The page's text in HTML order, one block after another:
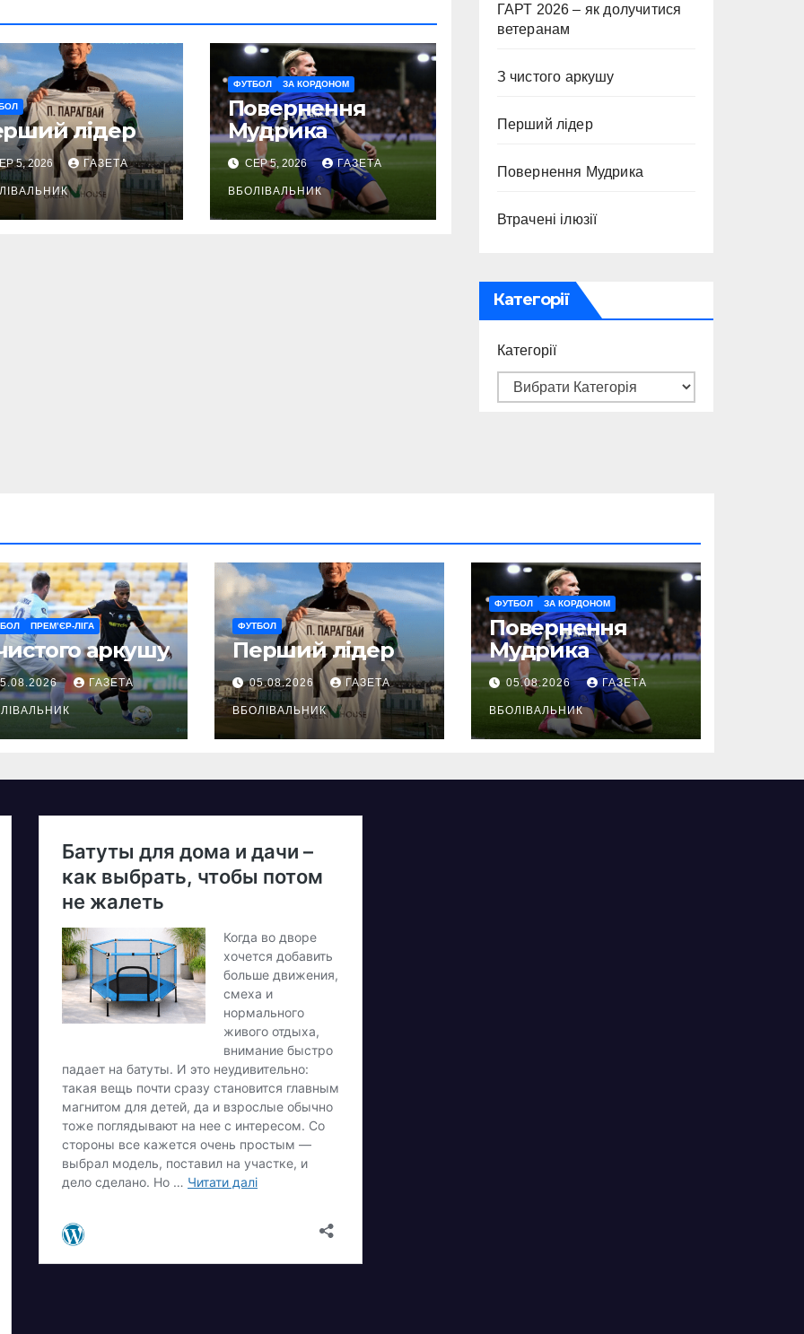
лідер
5, 2026 ГАЗЕТА
ФУТБОЛ ЗА КОРДОНОМ
Повернення
Мудрика
СЕР 5, 2026 ГАЗЕТА
ВБОЛІВАЛЬНИК
ГАРТ 2026 – як долучитися
ветеранам
З чистого аркушу
Перший лідер
Повернення Мудрика
Втрачені ілюзії
Категорії
Категорії
ПРЕМ’ЄР-ЛІГА
аркушу
ГАЗЕТА
ФУТБОЛ
Перший лідер
05.08.2026 ГАЗЕТА
ВБОЛІВАЛЬНИК
ФУТБОЛ ЗА КОРДОНОМ
Повернення
Мудрика
05.08.2026 ГАЗЕТА
ВБОЛІВАЛЬНИК